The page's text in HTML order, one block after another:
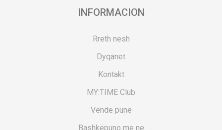
INFORMACION
Rreth nesh
Dyqanet
Kontakt
MY:TIME Club
Vende pune
Bashkëpuno me ne